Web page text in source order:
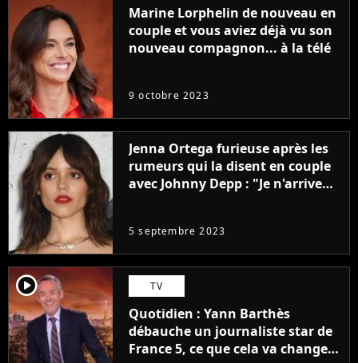
Marine Lorphelin de nouveau en
couple et vous aviez déjà vu son
nouveau compagnon... à la télé
9 octobre 2023
Jenna Ortega furieuse après les
rumeurs qui la disent en couple
avec Johnny Depp : "Je n'arrive
5 septembre 2023
player2 TV
Quotidien : Yann Barthès
débauche un journaliste star de
France 5, ce que cela va changer